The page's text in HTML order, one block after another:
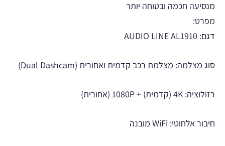
מנסיעה חכמה ובטוחה יותר
מפרט:
דגם: AUDIO LINE AL1910
סוג מצלמה: מצלמת רכב קדמית ואחורית (Dual Dashcam)
רזולוציה: 4K (קדמית) + 1080P (אחורית)
חיבור אלחוטי: WiFi מובנה